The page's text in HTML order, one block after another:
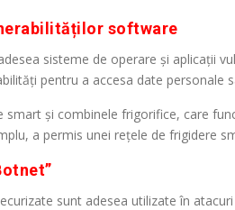
software
sisteme de operare și aplicații
pentru a accesa date personale
smart și combinele frigorifice, care
a permis unei rețele de frigidere
sunt adesea utilizate în